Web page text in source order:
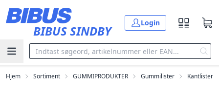
BIBUS SINDBY
Login
Hjem Sortiment GUMMIPRODUKTER Gummilister Kantlister